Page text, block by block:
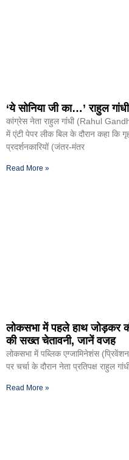
‘ये सोनिया जी का…’ राहुल
कांग्रेस नेता राहुल गांंधी (Rahul
में एंटी पेपर लीक बिल के दौरान कहा कि
प्रदर्शनकारियों (जंतर-मंतर
Read More »
लोकसभा में पहले हाथ जोड़कर
की सख्त चेतावनी, जानें वजह
लोकसभा में पब्लिक एग्जामिनेशंस
पर चर्चा के दौरान नेता प्रतिपक्ष राहुल
Read More »